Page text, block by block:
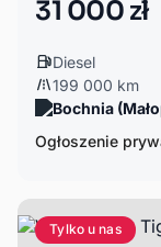
31 000 zł
Diesel
199 000 km
Bochnia
Ogłoszenie
Tylko u nas